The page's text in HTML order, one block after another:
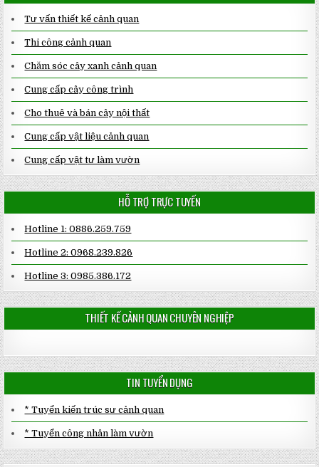
Tư vấn thiết kế cảnh quan
Thi công cảnh quan
Chăm sóc cây xanh cảnh quan
Cung cấp cây công trình
Cho thuê và bán cây nội thất
Cung cấp vật liệu cảnh quan
Cung cấp vật tư làm vườn
HỖ TRỢ TRỰC TUYẾN
Hotline 1: 0886.259.759
Hotline 2: 0968.239.826
Hotline 3: 0985.386.172
THIẾT KẾ CẢNH QUAN CHUYÊN NGHIỆP
TIN TUYỂN DỤNG
* Tuyển kiến trúc sư cảnh quan
* Tuyển công nhân làm vườn